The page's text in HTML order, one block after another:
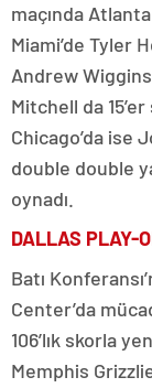
maçında
Miami’de Tyler
Andrew
Mitchell da
Chicago’da ise
double double
oynadı.
DALLAS PLAY-
Batı
Center’da
106’lık skorla
Memphis